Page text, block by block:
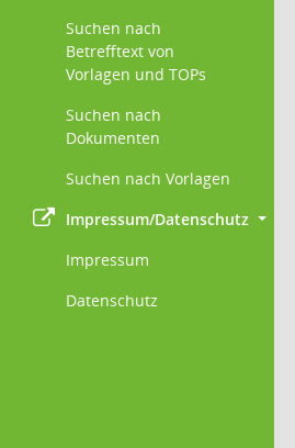
Suchen nach
Betrefftext von
Vorlagen und TOPs
Suchen nach
Dokumenten
Suchen nach Vorlagen
Impressum/Datenschutz
Impressum
Datenschutz